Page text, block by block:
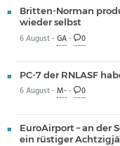
Britten-Norman
wieder selbst
6 August -GA- 0
PC-7 der RNLASF
6 August -M-- 0
EuroAirport – an der
ein rüstiger